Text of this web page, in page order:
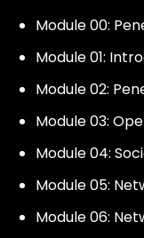
Module 00:
Module 01:
Module 02:
Module 03:
Module 04:
Module 05:
Module 06: